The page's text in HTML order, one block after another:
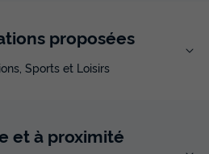
disponibilitésproposées
Sports et Loisirs
et à proximité